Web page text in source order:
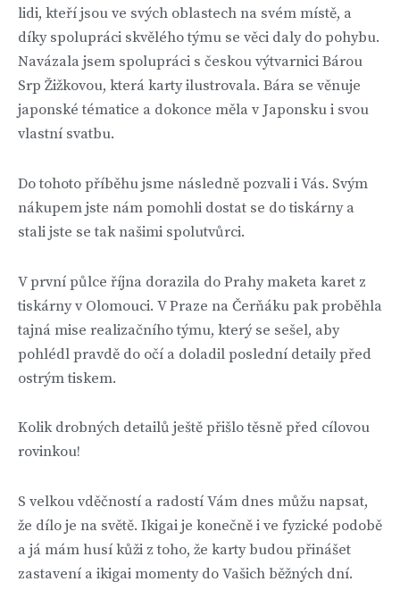
lidi, kteří jsou ve svých oblastech na svém místě, a
díky spolupráci skvělého týmu se věci daly do pohybu.
Navázala jsem spolupráci s českou výtvarnici Bárou
Srp Žižkovou, která karty ilustrovala. Bára se věnuje
japonské tématice a dokonce měla v Japonsku i svou
vlastní svatbu.
Do tohoto příběhu jsme následně pozvali i Vás. Svým
nákupem jste nám pomohli dostat se do tiskárny a
stali jste se tak našimi spolutvůrci.
V první půlce října dorazila do Prahy maketa karet z
tiskárny v Olomouci. V Praze na Čerňáku pak proběhla
tajná mise realizačního týmu, který se sešel, aby
pohlédl pravdě do očí a doladil poslední detaily před
ostrým tiskem.
Kolik drobných detailů ještě přišlo těsně před cílovou
rovinkou!
S velkou vděčností a radostí Vám dnes můžu napsat,
že dílo je na světě. Ikigai je konečně i ve fyzické podobě
a já mám husí kůži z toho, že karty budou přinášet
zastavení a ikigai momenty do Vašich běžných dní.